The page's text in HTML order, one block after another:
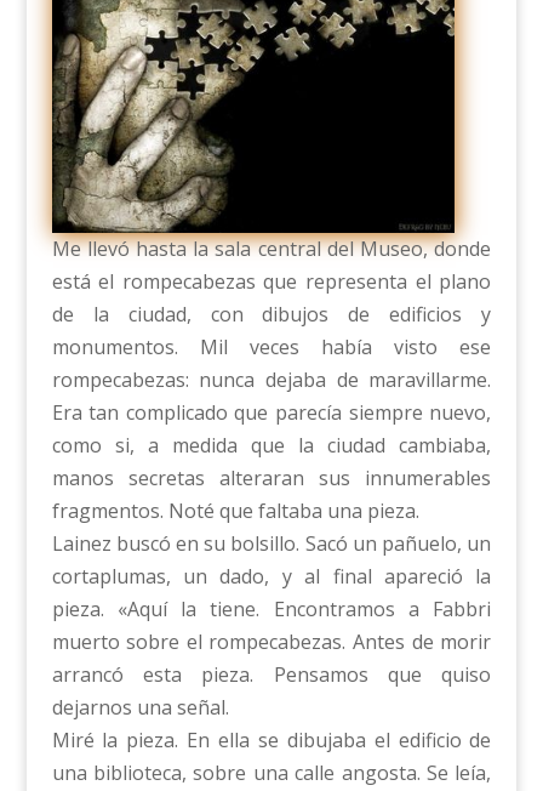
Me llevó hasta la sala central del Museo, donde
está el rompecabezas que representa el plano
de la ciudad, con dibujos de edificios y
monumentos. Mil veces había visto ese
rompecabezas: nunca dejaba de maravillarme.
Era tan complicado que parecía siempre nuevo,
como si, a medida que la ciudad cambiaba,
manos secretas alteraran sus innumerables
fragmentos. Noté que faltaba una pieza.
Lainez buscó en su bolsillo. Sacó un pañuelo, un
cortaplumas, un dado, y al final apareció la
pieza. «Aquí la tiene. Encontramos a Fabbri
muerto sobre el rompecabezas. Antes de morir
arrancó esta pieza. Pensamos que quiso
dejarnos una señal.
Miré la pieza. En ella se dibujaba el edificio de
una biblioteca, sobre una calle angosta. Se leía,